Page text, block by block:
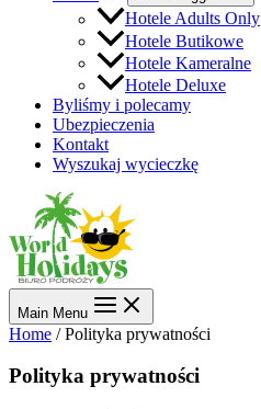
Hotele Adults Only
Hotele Butikowe
Hotele Kameralne
Hotele Deluxe
Byliśmy i polecamy
Ubezpieczenia
Kontakt
Wyszukaj wycieczkę
Main Menu
Home /Polityka prywatności
Polityka prywatności